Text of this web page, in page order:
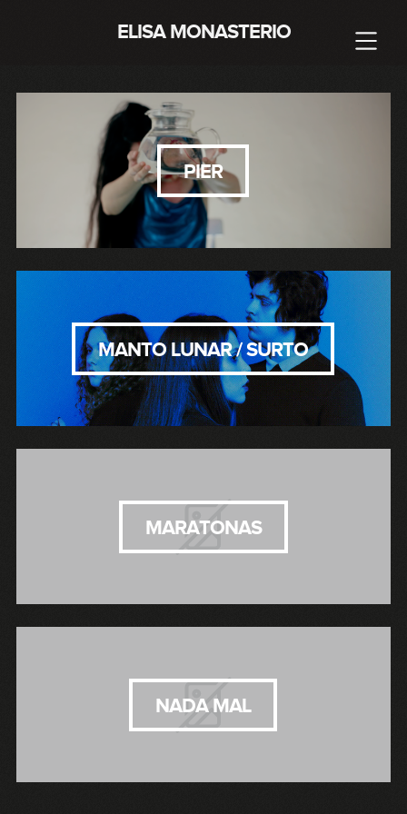
ELISA MONASTERIO
PIER
MANTO LUNAR / SURTO
MARATONAS
NADA MAL